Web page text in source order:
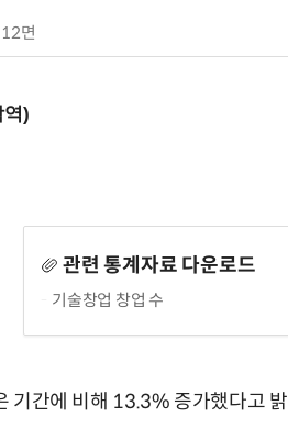
12면
역)
관련 통계자료 다운로드
기술창업 창업 수
기간에 비해 13.3% 증가했다고 밝